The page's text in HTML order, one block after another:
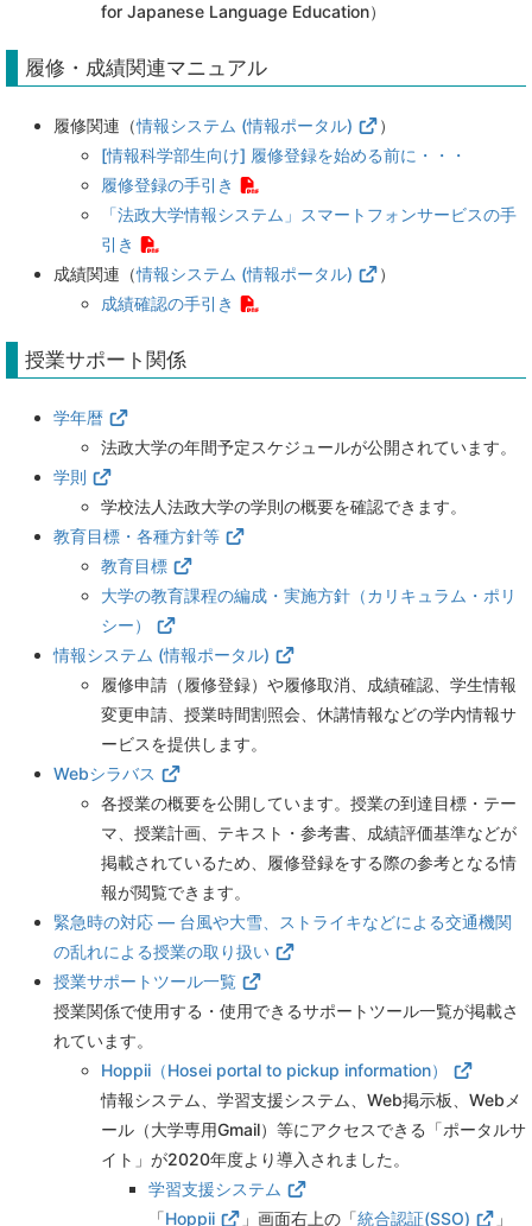
for Japanese Language Education）
履修・成績関連マニュアル
履修関連（情報システム (情報ポータル)
）
[情報科学部生向け] 履修登録を始める前に・・・
履修登録の手引き
「法政大学情報システム」スマートフォンサービスの手
引き
成績関連（情報システム (情報ポータル)
）
成績確認の手引き
授業サポート関係
学年暦
法政大学の年間予定スケジュールが公開されています。
学則
学校法人法政大学の学則の概要を確認できます。
教育目標・各種方針等
教育目標
大学の教育課程の編成・実施方針（カリキュラム・ポリ
シー）
情報システム (情報ポータル)
履修申請（履修登録）や履修取消、成績確認、学生情報
変更申請、授業時間割照会、休講情報などの学内情報サ
ービスを提供します。
Webシラバス
各授業の概要を公開しています。授業の到達目標・テー
マ、授業計画、テキスト・参考書、成績評価基準などが
掲載されているため、履修登録をする際の参考となる情
報が閲覧できます。
緊急時の対応 ― 台風や大雪、ストライキなどによる交通機関
の乱れによる授業の取り扱い
授業サポートツール一覧
授業関係で使用する・使用できるサポートツール一覧が掲載さ
れています。
Hoppii（Hosei portal to pickup information）
情報システム、学習支援システム、Web掲示板、Webメ
ール（大学専用Gmail）等にアクセスできる「ポータルサ
イト」が2020年度より導入されました。
学習支援システム
「Hoppii 」画面右上の「統合認証(SSO) 」